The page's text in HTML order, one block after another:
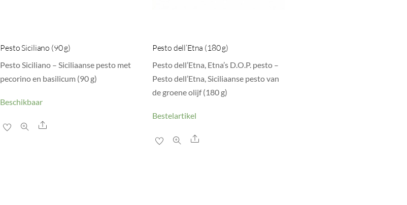
Pesto Siciliano (90 g)
Pesto Siciliano – Siciliaanse pesto met
pecorino en basilicum (90 g)
Beschikbaar
Share
Pesto dell’Etna (180 g)
Pesto dell’Etna, Etna’s D.O.P. pesto –
Pesto dell’Etna, Siciliaanse pesto van
de groene olijf (180 g)
Bestelartikel
Share